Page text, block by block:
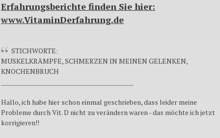
Erfahrungsberichte finden Sie hier:
www.VitaminDerfahrung.de
STICHWORTE:
MUSKELKRÄMPFE, SCHMERZEN IN MEINEN GELENKEN,
KNOCHENBRUCH
Hallo, ich habe hier schon einmal geschrieben, dass leider meine
Probleme durch Vit. D nicht zu verändern waren - das möchte ich jetzt
korrigieren!!